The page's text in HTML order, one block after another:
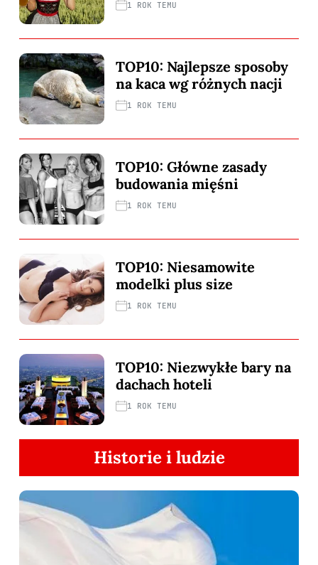
1 ROK TEMU
TOP10: Najlepsze sposoby
na kaca wg różnych nacji
1 ROK TEMU
TOP10: Główne zasady
budowania mięśni
1 ROK TEMU
TOP10: Niesamowite
modelki plus size
1 ROK TEMU
TOP10: Niezwykłe bary na
dachach hoteli
1 ROK TEMU
Historie i ludzie